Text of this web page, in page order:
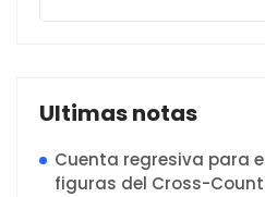
Ultimas notas
Cuenta regresiva para
figuras del Cross-